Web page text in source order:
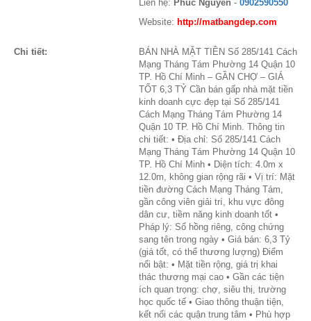
Liên hệ: Phúc Nguyễn - 0902590550
Website: http://matbangdep.com
Chi tiết:
BÁN NHÀ MẶT TIỀN Số 285/141 Cách
Mạng Tháng Tám Phường 14 Quận 10
TP. Hồ Chí Minh – GẦN CHỢ – GIÁ
TỐT 6,3 TỶ Cần bán gấp nhà mặt tiền
kinh doanh cực đẹp tại Số 285/141
Cách Mạng Tháng Tám Phường 14
Quận 10 TP. Hồ Chí Minh. Thông tin
chi tiết: • Địa chỉ: Số 285/141 Cách
Mạng Tháng Tám Phường 14 Quận 10
TP. Hồ Chí Minh • Diện tích: 4.0m x
12.0m, không gian rộng rãi • Vị trí: Mặt
tiền đường Cách Mạng Tháng Tám,
gần công viên giải trí, khu vực đông
dân cư, tiềm năng kinh doanh tốt •
Pháp lý: Sổ hồng riêng, công chứng
sang tên trong ngày • Giá bán: 6,3 Tỷ
(giá tốt, có thể thương lượng) Điểm
nổi bật: • Mặt tiền rộng, giá trị khai
thác thương mại cao • Gần các tiện
ích quan trọng: chợ, siêu thị, trường
học quốc tế • Giao thông thuận tiện,
kết nối các quận trung tâm • Phù hợp